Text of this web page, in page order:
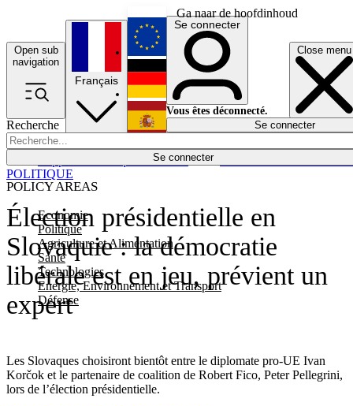
Ga naar de hoofdinhoud
Open sub
navigation
Close menu
Recherche
Se connecter
POLICY AREAS
Economie
Politique
Agriculture et Alimentation
Santé
Technologies
Energie, Environnement et Transport
Défense
Économie
Français
English
Deutsch
Español
Se connecter
Vous êtes déconnecté.
Se connecter
Élection présidentielle en
Slovaquie : la démocratie
libérale est en jeu, prévient un
expert
Les Slovaques choisiront bientôt entre le diplomate pro-UE Ivan
Korčok et le partenaire de coalition de Robert Fico, Peter Pellegrini,
lors de l’élection présidentielle.
POLITIQUE